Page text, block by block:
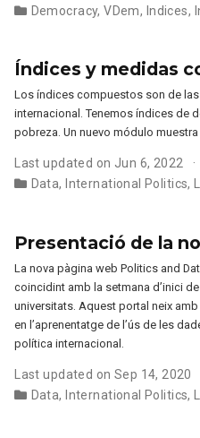
Democracy,VDem, Indices,
Índices y medidas
Los índices compuestos son de
internacional. Tenemos índices de
pobreza. Un nuevo módulo
Last updated on Jun 6, 2022
Data, International Politics,
Presentació de la
La nova pàgina web Politics and
coincidint amb la setmana d’inici
universitats. Aquest portal neix
en l’aprenentatge de l’ús de les
política internacional.
Last updated on Sep 14, 2020
Data, International Politics,